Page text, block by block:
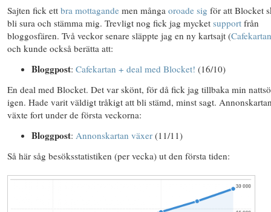
Sajten fick ett bra mottagande men många oroade sig för att Blocket
bli sura och stämma mig. Trevligt nog fick jag mycket support från
bloggosfären. Två veckor senare släppte jag en ny kartsajt (
och kunde också berätta att:
Bloggpost: Cafekartan + deal med Blocket! (16/10)
En deal med Blocket. Det var skönt, för då fick jag tillbaka min
igen. Hade varit väldigt tråkigt att bli stämd, minst sagt.
växte fort under de första veckorna:
Bloggpost: Annonskartan växer (11/11)
Så här såg besöksstatistiken (per vecka) ut den första tiden: